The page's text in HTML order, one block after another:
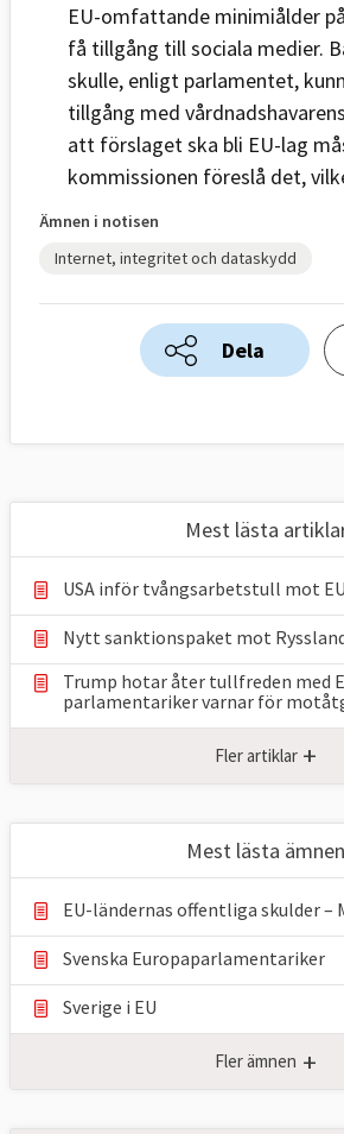
EU-omfattande minimiålder
få tillgång till sociala medier.
skulle, enligt parlamentet,
tillgång med
att förslaget ska bli EU-lag
kommissionen föreslå det,
Ämnen i notisen
Internet, integritet och dataskydd
Dela
Mest lästa
USA inför tvångsarbetstull mot EU
Nytt sanktionspaket mot
Trump hotar åter tullfreden med
parlamentariker ⁠varnar för
Fler artiklar +
Mest lästa ämnen
EU-ländernas offentliga skulder –
Svenska Europaparlamentariker
Sverige i EU
Fler ämnen +